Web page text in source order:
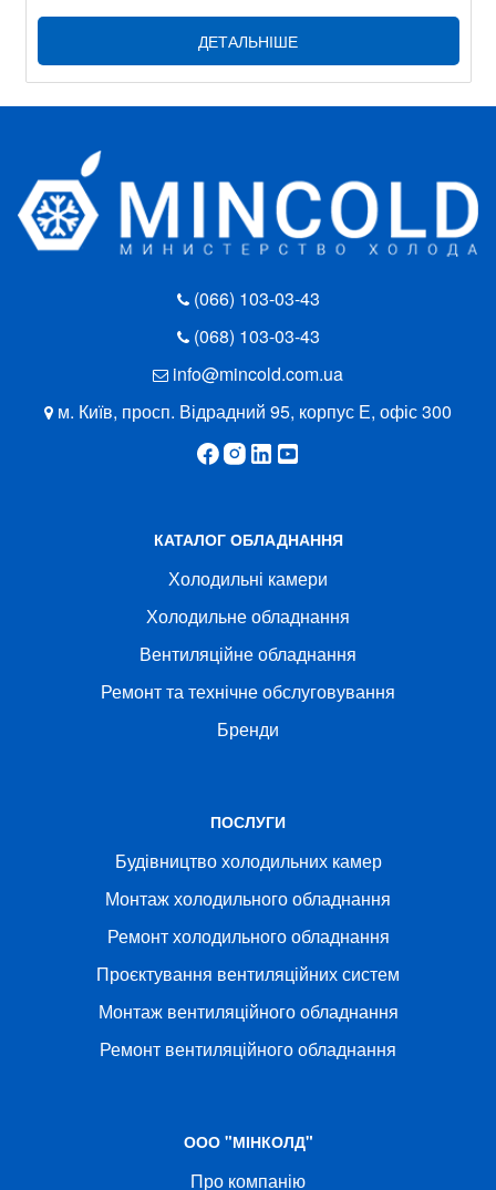
ДЕТАЛЬНІШЕ
(066) 103-03-43
(068) 103-03-43
info@mincold.com.ua
м. Київ, просп. Відрадний 95, корпус Е, офіс 300
КАТАЛОГ ОБЛАДНАННЯ
Холодильні камери
Холодильне обладнання
Вентиляційне обладнання
Ремонт та технічне обслуговування
Бренди
ПОСЛУГИ
Будівництво холодильних камер
Монтаж холодильного обладнання
Ремонт холодильного обладнання
Проєктування вентиляційних систем
Монтаж вентиляційного обладнання
Ремонт вентиляційного обладнання
ООО "МІНКОЛД"
Про компанію